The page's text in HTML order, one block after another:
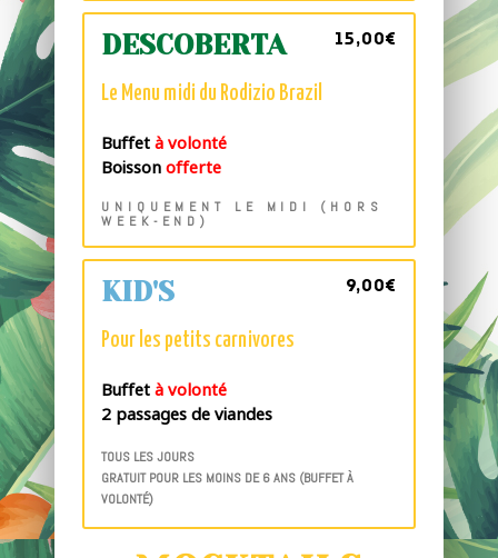
DESCOBERTA 15,00€
Le Menu midi du Rodizio Brazil
Buffetà volonté
Boissonofferte
UNIQUEMENT LE MIDI (HORS
WEEK-END)
KID'S 9,00€
Pour les petits carnivores
Buffetà volonté
2 passages de viandes
TOUS LES JOURS
GRATUIT POUR LES MOINS DE 6 ANS (BUFFET À
VOLONTÉ)